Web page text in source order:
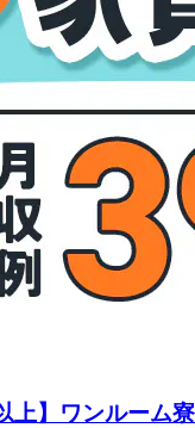
上】ワンルー